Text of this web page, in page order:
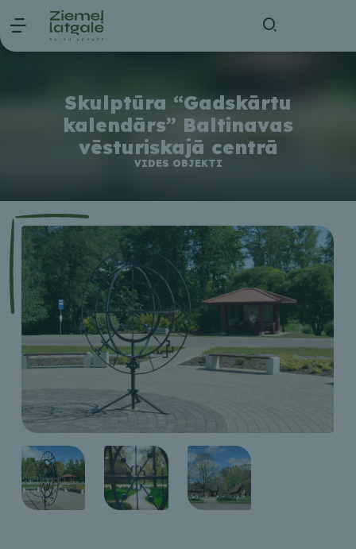
Skulptūra “Gadskārtu
kalendārs” Baltinavas
vēsturiskajā centrā
VIDES OBJEKTI